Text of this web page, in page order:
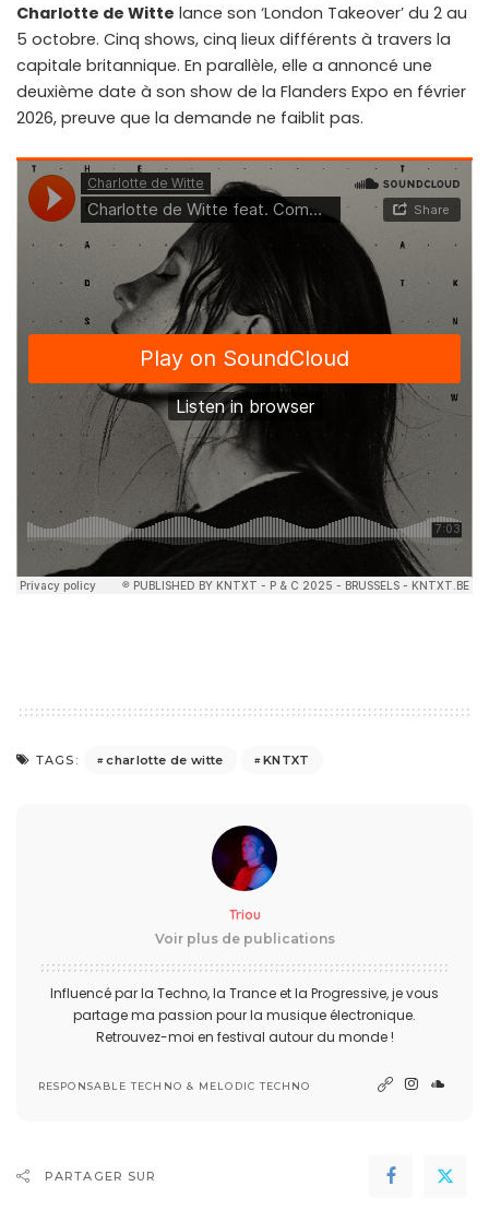
Charlotte de Witte lance son ‘London Takeover’ du 2 au
5 octobre. Cinq shows, cinq lieux différents à travers la
capitale britannique. En parallèle, elle a annoncé une
deuxième date à son show de la Flanders Expo en février
2026, preuve que la demande ne faiblit pas.
TAGS: charlotte de witte KNTXT
Triou
Voir plus de publications
Influencé par la Techno, la Trance et la Progressive, je vous
partage ma passion pour la musique électronique.
Retrouvez-moi en festival autour du monde !
RESPONSABLE TECHNO & MELODIC TECHNO
PARTAGER SUR